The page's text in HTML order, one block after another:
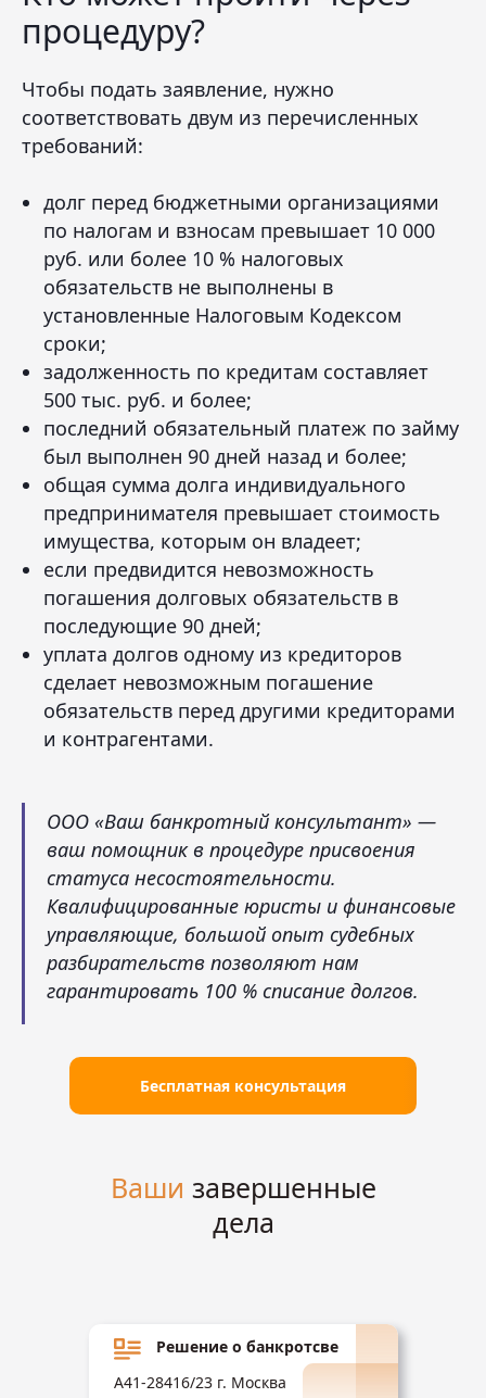
процедуру?
Чтобы подать заявление, нужно
соответствовать двум из перечисленных
требований:
долг перед бюджетными организациями
по налогам и взносам превышает 10 000
руб. или более 10 % налоговых
обязательств не выполнены в
установленные Налоговым Кодексом
сроки;
задолженность по кредитам составляет
500 тыс. руб. и более;
последний обязательный платеж по займу
был выполнен 90 дней назад и более;
общая сумма долга индивидуального
предпринимателя превышает стоимость
имущества, которым он владеет;
если предвидится невозможность
погашения долговых обязательств в
последующие 90 дней;
уплата долгов одному из кредиторов
сделает невозможным погашение
обязательств перед другими кредиторами
и контрагентами.
ООО «Ваш банкротный консультант» —
ваш помощник в процедуре присвоения
статуса несостоятельности.
Квалифицированные юристы и финансовые
управляющие, большой опыт судебных
разбирательств позволяют нам
гарантировать 100 % списание долгов.
Бесплатная консультация
Ваши завершенные
дела
А41-28416/23 г. Москва
Решение о банкротсве